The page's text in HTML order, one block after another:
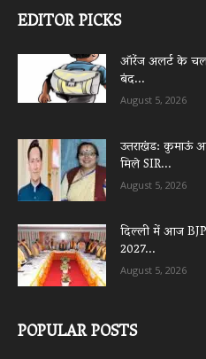
EDITOR PICKS
ऑरेंज अलर्ट के
बंद...
August 5, 2026
उत्तराखंड: कुमाऊं
मिले SIR...
August 5, 2026
दिल्ली में आज
2027...
August 5, 2026
POPULAR POSTS